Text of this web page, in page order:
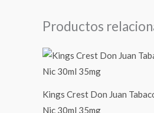
Productos
Kings Crest Don Juan
Nic 30ml 35mg